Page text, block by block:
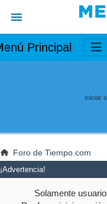
Principal
Iniciar
Foro de Tiempo.com
¡Advertencia!
Solamente